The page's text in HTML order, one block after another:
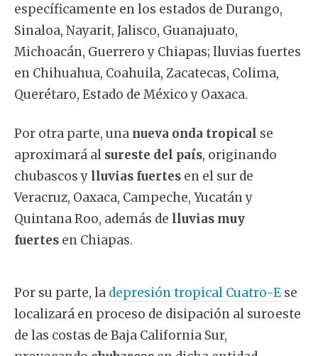
específicamente en los estados de Durango,
Sinaloa, Nayarit, Jalisco, Guanajuato,
Michoacán, Guerrero y Chiapas; lluvias fuertes
en Chihuahua, Coahuila, Zacatecas, Colima,
Querétaro, Estado de México y Oaxaca.
Por otra parte, una nueva onda tropical se
aproximará al sureste del país, originando
chubascos y lluvias fuertes en el sur de
Veracruz, Oaxaca, Campeche, Yucatán y
Quintana Roo, además de lluvias muy
fuertes en Chiapas.
Por su parte, la depresión tropical Cuatro-E se
localizará en proceso de disipación al suroeste
de las costas de Baja California Sur,